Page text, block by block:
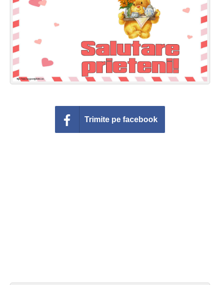
Felicitari zile saptamana
Felicitari muzicale
Felicitari muzicale personalizate
Felicitari animate
Conecteaza-te
Trimite pe facebook